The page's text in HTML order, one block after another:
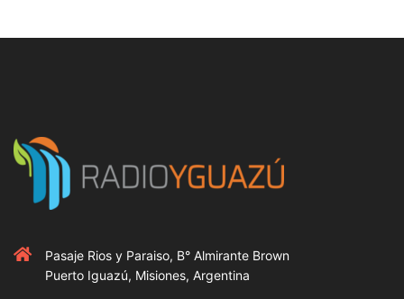
Pasaje Rios y Paraiso, B° Almirante Brown
Puerto Iguazú, Misiones, Argentina